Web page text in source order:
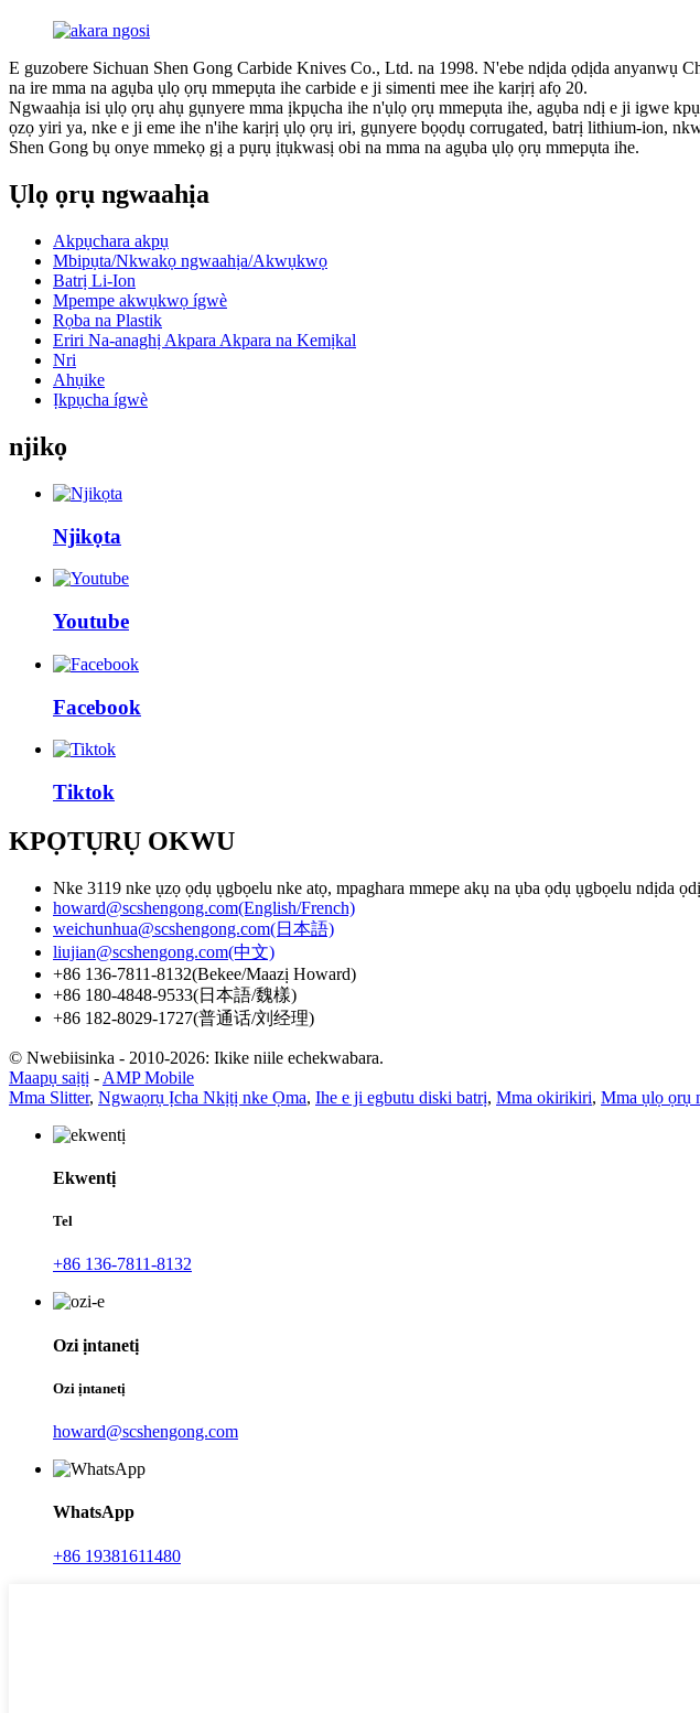
E guzobere Sichuan Shen Gong Carbide Knives Co., Ltd. na 1998. N'ebe ndịda ọdịda anyanwụ
na ire mma na agụba ụlọ ọrụ mmepụta ihe carbide e ji simenti mee ihe karịrị afọ 20.
Ngwaahịa isi ụlọ ọrụ ahụ gụnyere mma ịkpụcha ihe n'ụlọ ọrụ mmepụta ihe, agụba ndị e ji igwe
ọzọ yiri ya, nke e ji eme ihe n'ihe karịrị ụlọ ọrụ iri, gụnyere bọọdụ corrugated, batrị lithium-ion,
Shen Gong bụ onye mmekọ gị a pụrụ ịtụkwasị obi na mma na agụba ụlọ ọrụ mmepụta ihe.
Ụlọ ọrụ ngwaahịa
Akpụchara akpụ
Mbipụta/Nkwakọ ngwaahịa/Akwụkwọ
Batrị Li-Ion
Mpempe akwụkwọ ígwè
Rọba na Plastik
Eriri Na-anaghị Akpara Akpara na Kemịkal
Nri
Ahụike
Ịkpụcha ígwè
njikọ
Njikọta
Youtube
Facebook
Tiktok
KPỌTỤRỤ OKWU
Nke 3119 nke ụzọ ọdụ ụgbọelu nke atọ, mpaghara mmepe akụ na ụba ọdụ ụgbọelu ndịda
howard@scshengong.com(English/French)
weichunhua@scshengong.com(日本語)
liujian@scshengong.com(中文)
+86 136-7811-8132(Bekee/Maazị Howard)
+86 180-4848-9533(日本語/魏樣)
+86 182-8029-1727(普通话/刘经理)
© Nwebiisinka - 2010-2026: Ikike niile echekwabara.
Maapụ saịtị - AMP Mobile
Mma Slitter, Ngwaọrụ Ịcha Nkịtị nke Ọma, Ihe e ji egbutu diski batrị, Mma okirikiri, Mma ụlọ ọrụ
Ekwentị
Tel
+86 136-7811-8132
Ozi ịntanetị
Ozi ịntanetị
howard@scshengong.com
WhatsApp
+86 19381611480